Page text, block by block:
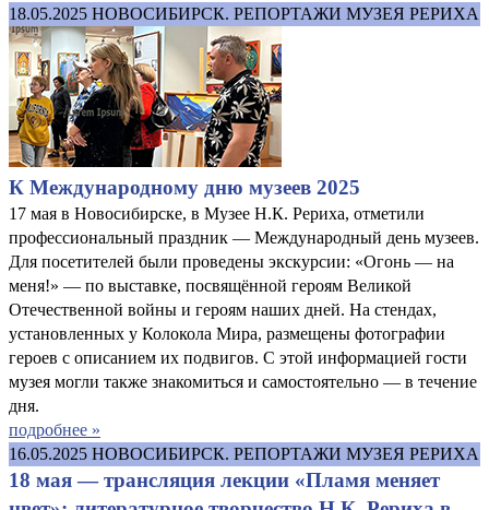
18.05.2025 НОВОСИБИРСК. РЕПОРТАЖИ МУЗЕЯ РЕРИХА
К Международному дню музеев 2025
17 мая в Новосибирске, в Музее Н.К. Рериха, отметили
профессиональный праздник — Международный день музеев.
Для посетителей были проведены экскурсии: «Огонь — на
меня!» — по выставке, посвящённой героям Великой
Отечественной войны и героям наших дней. На стендах,
установленных у Колокола Мира, размещены фотографии
героев с описанием их подвигов. С этой информацией гости
музея могли также знакомиться и самостоятельно — в течение
дня.
подробнее »
16.05.2025 НОВОСИБИРСК. РЕПОРТАЖИ МУЗЕЯ РЕРИХА
18 мая — трансляция лекции «Пламя меняет